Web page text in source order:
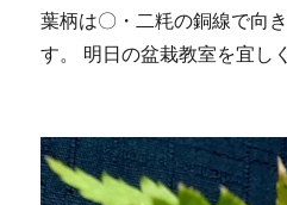
葉柄は〇・二粍の銅線で向
す。 明日の盆栽教室を宜し